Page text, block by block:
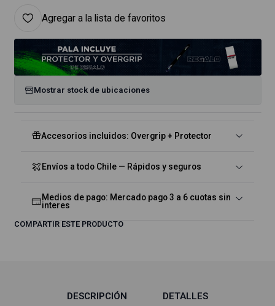
Agregar a la lista de favoritos
Mostrar stock de ubicaciones
Accesorios incluidos: Overgrip + Protector
Envíos a todo Chile — Rápidos y seguros
Medios de pago: Mercado pago 3 a 6 cuotas sin
interes
COMPARTIR ESTE PRODUCTO
DESCRIPCIÓN DETALLES